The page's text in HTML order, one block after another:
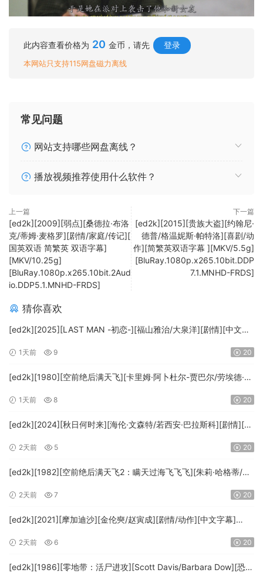
此内容查看价格为 20 金币，请先 登录
本网站只支持115网盘磁力离线
常见问题
网站支持哪些网盘离线？
播放视频推荐使用什么软件？
上一篇
[ed2k][2009][弱点][桑德拉·布洛
克/蒂姆·麦格罗][剧情/家庭/传记][
国英双语 简繁英 双语字幕]
[MKV/10.25g]
[BluRay.1080p.x265.10bit.2Aud
io.DDP5.1.MNHD-FRDS]
下一篇
[ed2k][2015][贵族大盗][约翰尼·
德普/格温妮斯·帕特洛][喜剧/动
作][简繁英双语字幕 ][MKV/5.5g]
[BluRay.1080p.x265.10bit.DDP
7.1.MNHD-FRDS]
猜你喜欢
[ed2k][2025][LAST MAN -初恋-][福山雅治/大泉洋][剧情][中文字
1天前 9 20
[ed2k][1980][空前绝后满天飞][卡里姆·阿卜杜尔-贾巴尔/劳埃德·布
HD.MA5.1.x265.10bit-BeiTai]
1天前 8 20
[ed2k][2024][秋日何时来][海伦·文森特/若西安·巴拉斯科][剧情][中
FRDS]
2天前 5 20
[ed2k][1982][空前绝后满天飞2：瞒天过海飞飞飞][朱莉·哈格蒂/罗
[1080p.BluRay.x264.DTS-WiKi]
2天前 7 20
[ed2k][2021][摩加迪沙][金伦奭/赵寅成][剧情/动作][中文字幕]
2天前 6 20
[ed2k][1986][零地带：活尸进攻][Scott Davis/Barbara Dow][恐